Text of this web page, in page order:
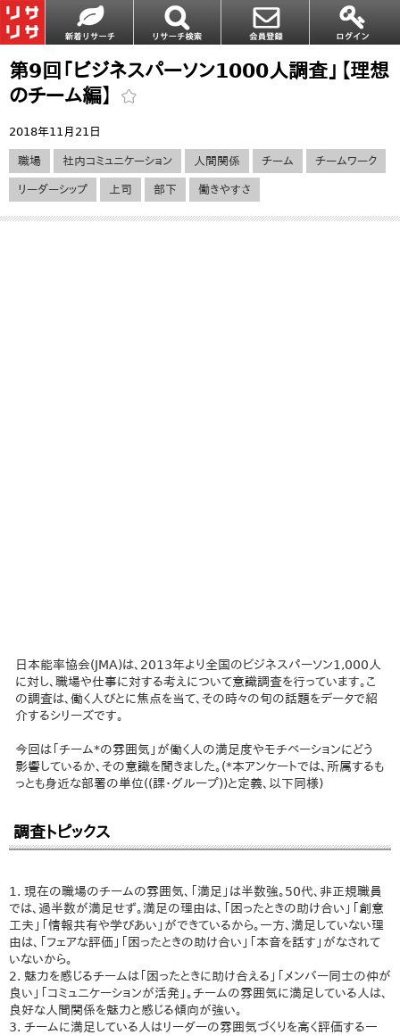
第9回「ビジネスパーソン1000人調査」【理想
のチーム編】
2018年11月21日
職場 社内コミュニケーション 人間関係 チーム チームワーク
リーダーシップ 上司 部下 働きやすさ
日本能率協会(JMA)は、2013年より全国のビジネスパーソン1,000人
に対し、職場や仕事に対する考えについて意識調査を行っています。こ
の調査は、働く人びとに焦点を当て、その時々の旬の話題をデータで紹
介するシリーズです。
今回は「チーム*の雰囲気」が働く人の満足度やモチベーションにどう
影響しているか、その意識を聞きました。(*本アンケートでは、所属するも
っとも身近な部署の単位((課・グループ))と定義、以下同様)
調査トピックス
1. 現在の職場のチームの雰囲気、「満足」は半数強。50代、非正規職員
では、過半数が満足せず。満足の理由は、「困ったときの助け合い」「創意
工夫」「情報共有や学びあい」ができているから。一方、満足していない理
由は、「フェアな評価」「困ったときの助け合い」「本音を話す」がなされて
いないから。
2. 魅力を感じるチームは「困ったときに助け合える」「メンバー同士の仲が
良い」「コミュニケーションが活発」。チームの雰囲気に満足している人は、
良好な人間関係を魅力と感じる傾向が強い。
3. チームに満足している人はリーダーの雰囲気づくりを高く評価する一